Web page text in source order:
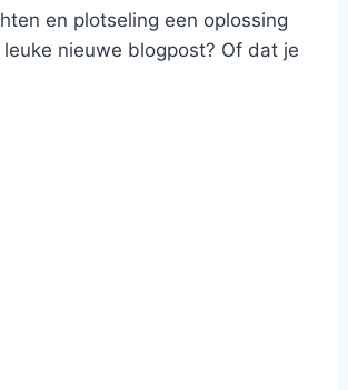
en plotseling een oplossing
nieuwe blogpost? Of dat je